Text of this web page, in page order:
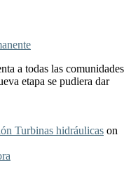
a todas las comunidades
etapa se pudiera dar
Turbinas hidráulicas on